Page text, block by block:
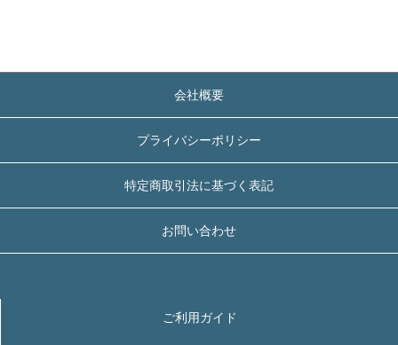
ご利用ガイド
会社概要
プライバシーポリシー
特定商取引法に基づく表記
お問い合わせ